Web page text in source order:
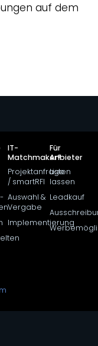
auf dem
IT-
Matchmaker®
Projektanfrage
/ smartRFI
Auswahl &
Vergabe
Implementierung
Für
Anbieter
Listen
lassen
Leadkauf